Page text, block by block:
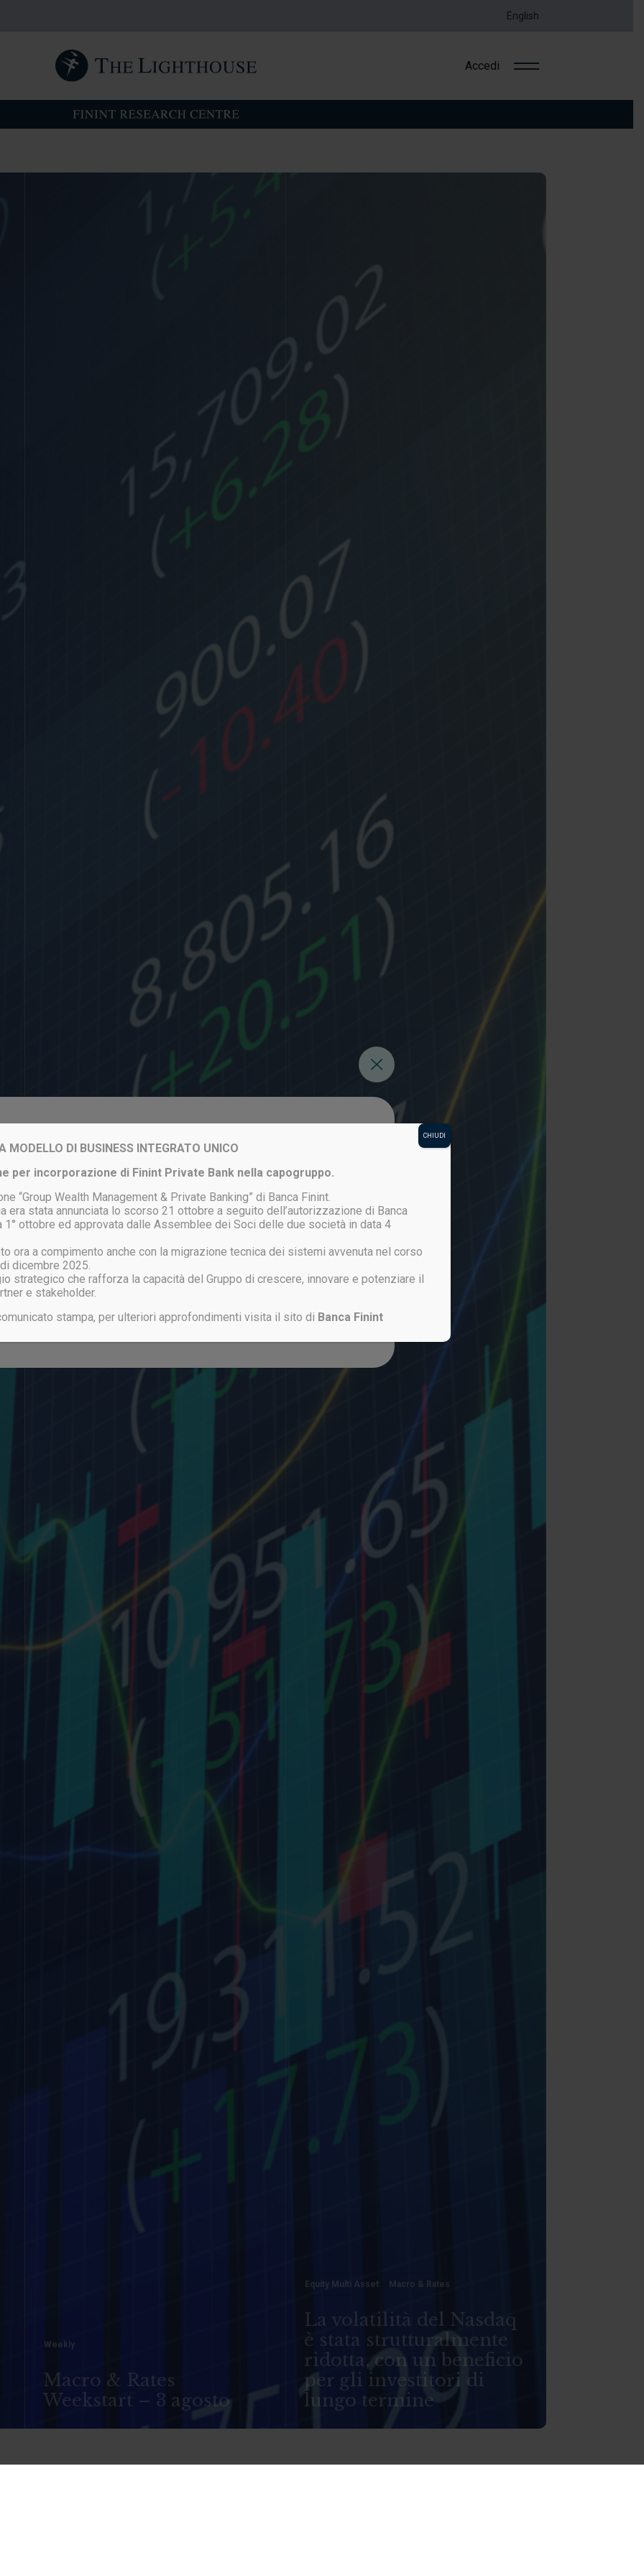
English
Accedi
Login to your account
ACCEDI
persa?
Non sei ancora registrato? CLICCA QUI
Weekly
Macro & Rates
Weekstart – 3 agosto
Equity Multi Asset Macro & Rates
La volatilità del Nasdaq
è stata strutturalmente
ridotta, con un beneficio
per gli investitori di
lungo termine
MODELLO DI BUSINESS INTEGRATO UNICO
per incorporazione di Finint Private Bank nella capogruppo.
“Group Wealth Management & Private Banking” di Banca Finint.
era stata annunciata lo scorso 21 ottobre a seguito dell’autorizzazione di Banca
1° ottobre ed approvata dalle Assemblee dei Soci delle due società in data 4
ora a compimento anche con la migrazione tecnica dei sistemi avvenuta nel corso
dicembre 2025.
strategico che rafforza la capacità del Gruppo di crescere, innovare e potenziare il
e stakeholder.
stampa, per ulteriori approfondimenti visita il sito di Banca Finint
CHIUDI